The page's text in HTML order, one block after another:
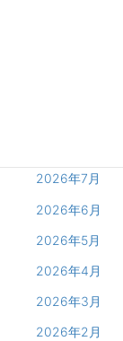
2026年7月
2026年6月
2026年5月
2026年4月
2026年3月
2026年2月